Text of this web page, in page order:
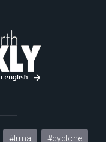
#Irma #cyclone